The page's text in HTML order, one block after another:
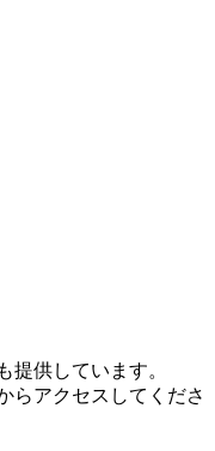
提供しています。
らアクセスしてくださ